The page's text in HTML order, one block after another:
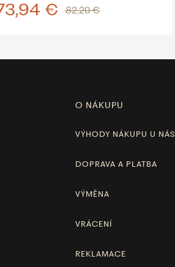
€ 82,20 €
O NÁKUPU
VÝHODY NÁKUPU U NÁS
DOPRAVA A PLATBA
VÝMĚNA
VRÁCENÍ
REKLAMACE